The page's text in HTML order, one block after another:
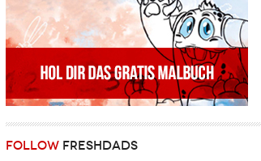
FOLLOW FRESHDADS